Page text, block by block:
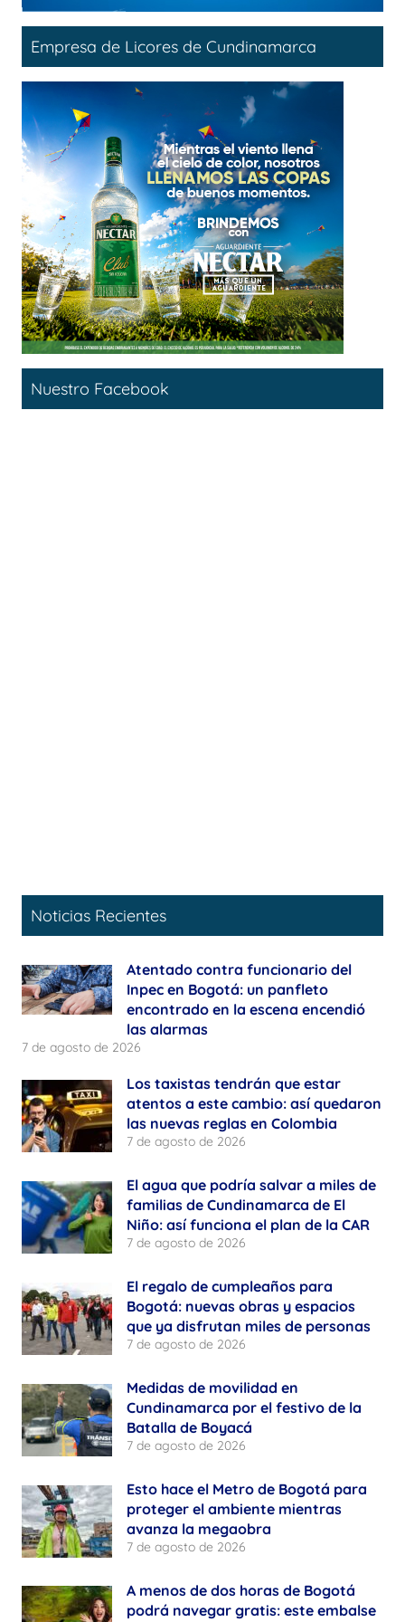
Empresa de Licores de Cundinamarca
Nuestro Facebook
Noticias Recientes
Atentado contra funcionario del
Inpec en Bogotá: un panfleto
encontrado en la escena encendió
las alarmas
7 de agosto de 2026
Los taxistas tendrán que estar
atentos a este cambio: así quedaron
las nuevas reglas en Colombia
7 de agosto de 2026
El agua que podría salvar a miles de
familias de Cundinamarca de El
Niño: así funciona el plan de la CAR
7 de agosto de 2026
El regalo de cumpleaños para
Bogotá: nuevas obras y espacios
que ya disfrutan miles de personas
7 de agosto de 2026
Medidas de movilidad en
Cundinamarca por el festivo de la
Batalla de Boyacá
7 de agosto de 2026
Esto hace el Metro de Bogotá para
proteger el ambiente mientras
avanza la megaobra
7 de agosto de 2026
A menos de dos horas de Bogotá
podrá navegar gratis: este embalse